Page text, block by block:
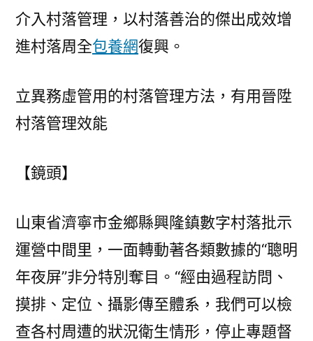
介入村落管理，以村落善治的傑出成效增
進村落周全包養網復興。
立異務虛管用的村落管理方法，有用晉陞
村落管理效能
【鏡頭】
山東省濟寧市金鄉縣興隆鎮數字村落批示
運營中間里，一面轉動著各類數據的“聰明
年夜屏”非分特別奪目。“經由過程訪問、
摸排、定位、攝影傳至體系，我們可以檢
查各村周遭的狀況衛生情形，停止專題督